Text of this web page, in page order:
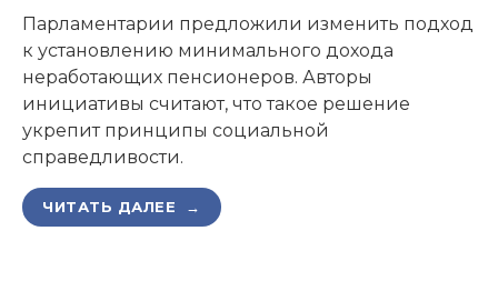
Парламентарии предложили изменить подход
к установлению минимального дохода
неработающих пенсионеров. Авторы
инициативы считают, что такое решение
укрепит принципы социальной
справедливости.
ЧИТАТЬ ДАЛЕЕ →